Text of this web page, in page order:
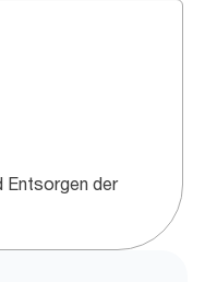
Entsorgen der